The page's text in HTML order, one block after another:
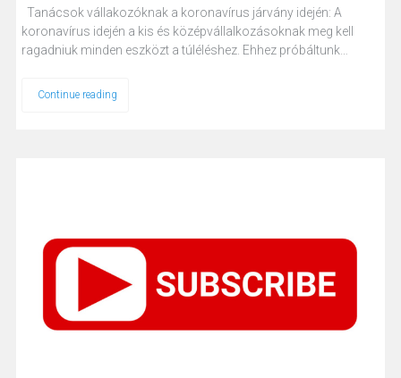
Tanácsok vállakozóknak a koronavírus járvány idején: A
koronavírus idején a kis és középvállalkozásoknak meg kell
ragadniuk minden eszközt a túléléshez. Ehhez próbáltunk…
Continue reading